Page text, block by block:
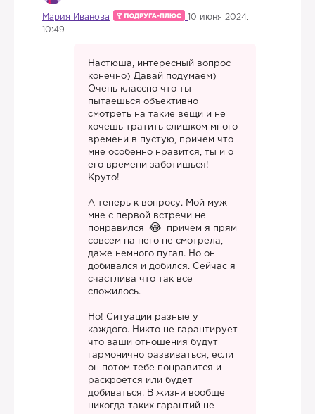
Мария Иванова
10 июня 2024,
10:49
Настюша, интересный вопрос
конечно) Давай подумаем)
Очень классно что ты
пытаешься объективно
смотреть на такие вещи и не
хочешь тратить слишком много
времени в пустую, причем что
мне особенно нравится, ты и о
его времени заботишься!
Круто!
А теперь к вопросу. Мой муж
мне с первой встречи не
понравился
причем я прям
совсем на него не смотрела,
даже немного пугал. Но он
добивался и добился. Сейчас я
счастлива что так все
сложилось.
Но! Ситуации разные у
каждого. Никто не гарантирует
что ваши отношения будут
гармонично развиваться, если
он потом тебе понравится и
раскроется или будет
добиваться. В жизни вообще
никогда таких гарантий не